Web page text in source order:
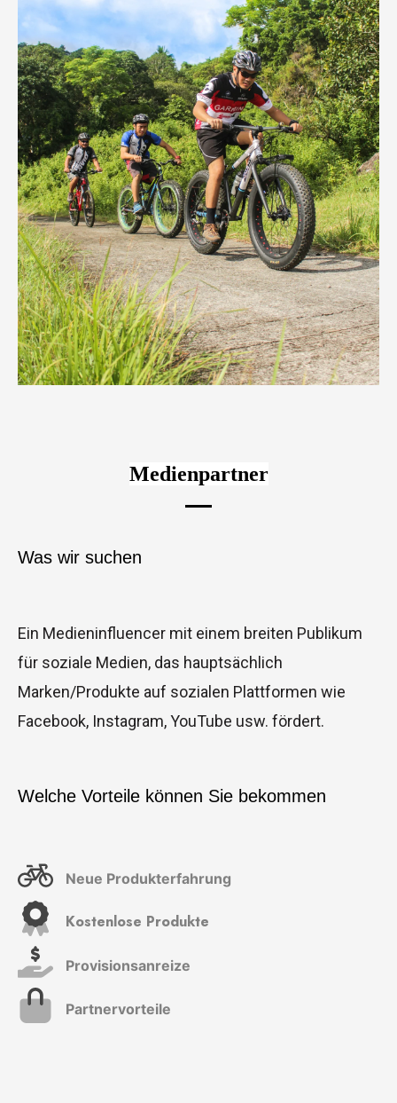
Medienpartner
Was wir suchen
Ein Medieninfluencer mit einem breiten Publikum
für soziale Medien, das hauptsächlich
Marken/Produkte auf sozialen Plattformen wie
Facebook, Instagram, YouTube usw. fördert.
Welche Vorteile können Sie bekommen
Neue Produkterfahrung
Kostenlose Produkte
Provisionsanreize
Partnervorteile